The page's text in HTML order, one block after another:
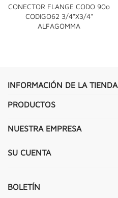
CONECTOR FLANGE CODO 90o
CODIGO62 3/4"x3/4"
ALFAGOMMA
INFORMACIÓN DE LA TIENDA
PRODUCTOS
NUESTRA EMPRESA
SU CUENTA
BOLETÍN